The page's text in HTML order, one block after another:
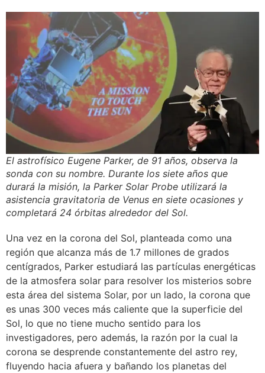
El astrofísico Eugene Parker, de 91 años, observa la
sonda con su nombre. Durante los siete años que
durará la misión, la Parker Solar Probe utilizará la
asistencia gravitatoria de Venus en siete ocasiones y
completará 24 órbitas alrededor del Sol.
Una vez en la corona del Sol, planteada como una
región que alcanza más de 1.7 millones de grados
centígrados, Parker estudiará las partículas energéticas
de la atmosfera solar para resolver los misterios sobre
esta área del sistema Solar, por un lado, la corona que
es unas 300 veces más caliente que la superficie del
Sol, lo que no tiene mucho sentido para los
investigadores, pero además, la razón por la cual la
corona se desprende constantemente del astro rey,
fluyendo hacia afuera y bañando los planetas del